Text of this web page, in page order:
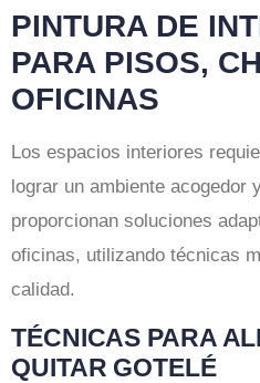
PINTURA DE
PARA PISOS,
OFICINAS
Los espacios interiores
lograr un ambiente acogedor
proporcionan soluciones
oficinas, utilizando técnicas
calidad.
TÉCNICAS PARA
QUITAR GOTELÉ